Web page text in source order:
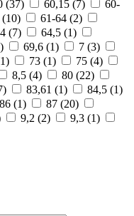
(37) 60,15 (7)
60-
(10) 61-64 (2)
(7) 64,5 (1)
) 69,6 (1) 7 (3)
1) 73 (1) 75 (4)
8,5 (4) 80 (22)
) 83,61 (1) 84,5 (1)
86 (1) 87 (20)
9,2 (2) 9,3 (1)